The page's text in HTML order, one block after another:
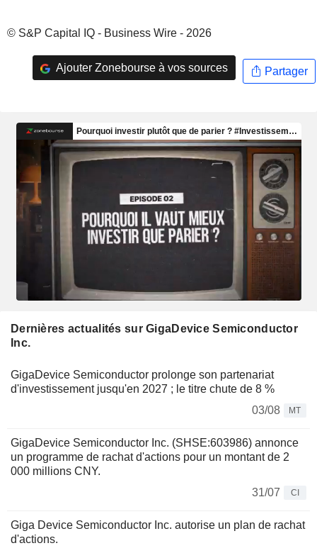
© S&P Capital IQ - Business Wire - 2026
Ajouter Zonebourse à vos sources Partager
Dernières actualités sur GigaDevice Semiconductor
Inc.
GigaDevice Semiconductor prolonge son partenariat
d'investissement jusqu'en 2027 ; le titre chute de 8 %
03/08
MT
GigaDevice Semiconductor Inc. (SHSE:603986) annonce
un programme de rachat d'actions pour un montant de 2
000 millions CNY.
31/07
CI
Giga Device Semiconductor Inc. autorise un plan de rachat
d'actions.